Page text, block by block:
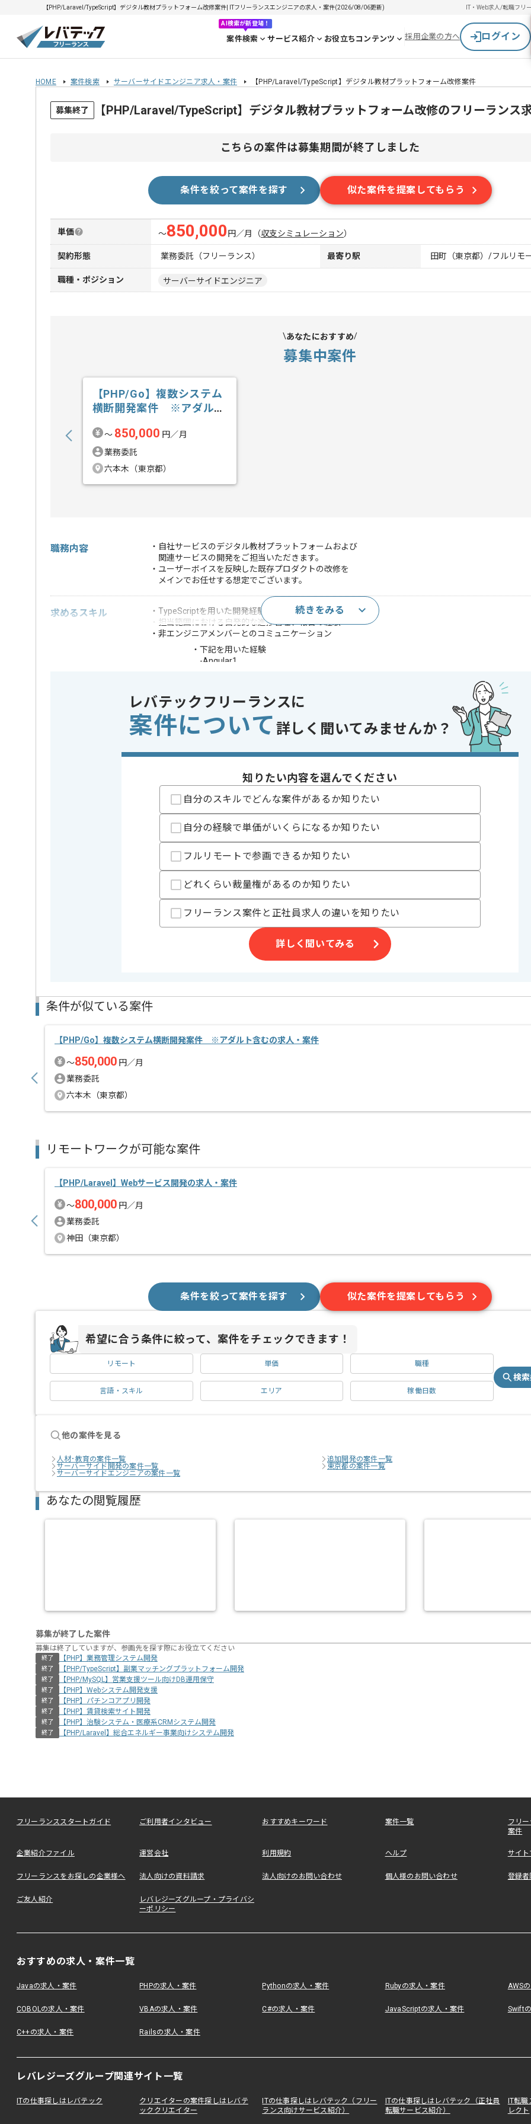
【PHP/Laravel/TypeScript】デジタル教材プラットフォーム改修案件| ITフリーランスエンジニアの求人・案件(2026/08/06更新) IT・Web求人/転職フリ
AI検索が新登場！
案件検索 サービス紹介 お役立ちコンテンツ 採用企業の方へ ログイン
HOME 案件検索 サーバーサイドエンジニア求人・案件 【PHP/Laravel/TypeScript】デジタル教材プラットフォーム改修案件
募集終了 【PHP/Laravel/TypeScript】デジタル教材プラットフォーム改修のフリーランス
こちらの案件は募集期間が終了しました
条件を絞って案件を探す 似た案件を提案してもらう
単価 〜850,000 円／月 （収支シミュレーション）
契約形態 業務委託（フリーランス） 最寄り駅 田町（東京都）/フルリモ
職種・ポジション サーバーサイドエンジニア
あなたにおすすめ
募集中案件
【PHP/Go】複数システム
横断開発案件 ※アダルト
〜 850,000 円／月
業務委託
六本木（東京都）
職務内容
・自社サービスのデジタル教材プラットフォームおよび
関連サービスの開発をご担当いただきます。
・ユーザーボイスを反映した既存プロダクトの改修を
メインでお任せする想定でございます。
求めるスキル
・TypeScriptを用いた開発経験
・担当範囲における自発的な進捗管理、報告の経験
・非エンジニアメンバーとのコミュニケーション
・下記を用いた経験
-Angular1
-Laravel>=10
-React16
-FuelPHP
・DDDのエッセンスを理解した設計経験
※上記に似た経験やスキルをお持ちであれば申し込み可能なケースもございます！まずはお気軽にご相談ください！
人材･教育
業務内容
参画実績あり
精算条件
精算基準時間
140時間〜180時間
支払いサイト
15日
レバテックでの実績がある企業の案件でございます。
PHPおよびTypeScriptでの開発経験を活かすことができます。
改善案や意見が歓迎され、活発なコミュニケーションが行われる現場です。
長期的に参画されたい方にオススメの案件です。
基本的にリモートでの作業を導入しております。
続きをみる
レバテックフリーランスに
案件について 詳しく聞いてみませんか？
知りたい内容を選んでください
自分のスキルでどんな案件があるか知りたい
自分の経験で単価がいくらになるか知りたい
フルリモートで参画できるか知りたい
どれくらい裁量権があるのか知りたい
フリーランス案件と正社員求人の違いを知りたい
詳しく聞いてみる
条件が似ている案件
【PHP/Go】複数システム横断開発案件 ※アダルト含むの求人・案件
〜850,000 円／月
業務委託
六本木（東京都）
リモートワークが可能な案件
【PHP/Laravel】Webサービス開発の求人・案件
〜800,000 円／月
業務委託
神田（東京都）
条件を絞って案件を探す 似た案件を提案してもらう
希望に合う条件に絞って、案件をチェックできます！
リモート 単価 職種
言語・スキル エリア 稼働日数
検
他の案件を見る
人材･教育の案件一覧
追加開発の案件一覧
サーバーサイド開発の案件一覧
東京都の案件一覧
サーバーサイドエンジニアの案件一覧
あなたの閲覧履歴
募集が終了した案件
募集は終了していますが、参画先を探す際にお役立てください
終了 【PHP】業務管理システム開発
終了 【PHP/TypeScript】副業マッチングプラットフォーム開発
終了 【PHP/MySQL】営業支援ツール向けDB運用保守
終了 【PHP】Webシステム開発支援
終了 【PHP】パチンコアプリ開発
終了 【PHP】賃貸検索サイト開発
終了 【PHP】治験システム・医療系CRMシステム開発
終了 【PHP/Laravel】総合エネルギー事業向けシステム開発
フリーランススタートガイド ご利用者インタビュー おすすめキーワード 案件一覧
フリ
案件
企業紹介ファイル 運営会社 利用規約 ヘルプ サイ
フリーランスをお探しの企業様へ 法人向けの資料請求 法人向けのお問い合わせ 個人様のお問い合わせ 登録者
ご友人紹介
レバレジーズグループ・プライバシ
ーポリシー
おすすめの求人・案件一覧
Javaの求人・案件 PHPの求人・案件 Pythonの求人・案件 Rubyの求人・案件 AWS
COBOLの求人・案件 VBAの求人・案件 C#の求人・案件 JavaScriptの求人・案件 Swift
C++の求人・案件 Railsの求人・案件
レバレジーズグループ関連サイト一覧
ITの仕事探しはレバテック
クリエイターの案件探しはレバテ
ッククリエイター
ITの仕事探しはレバテック（フリー
ランス向けサービス紹介）
ITの仕事探しはレバテック（正社員
転職サービス紹介）
IT転
レクト